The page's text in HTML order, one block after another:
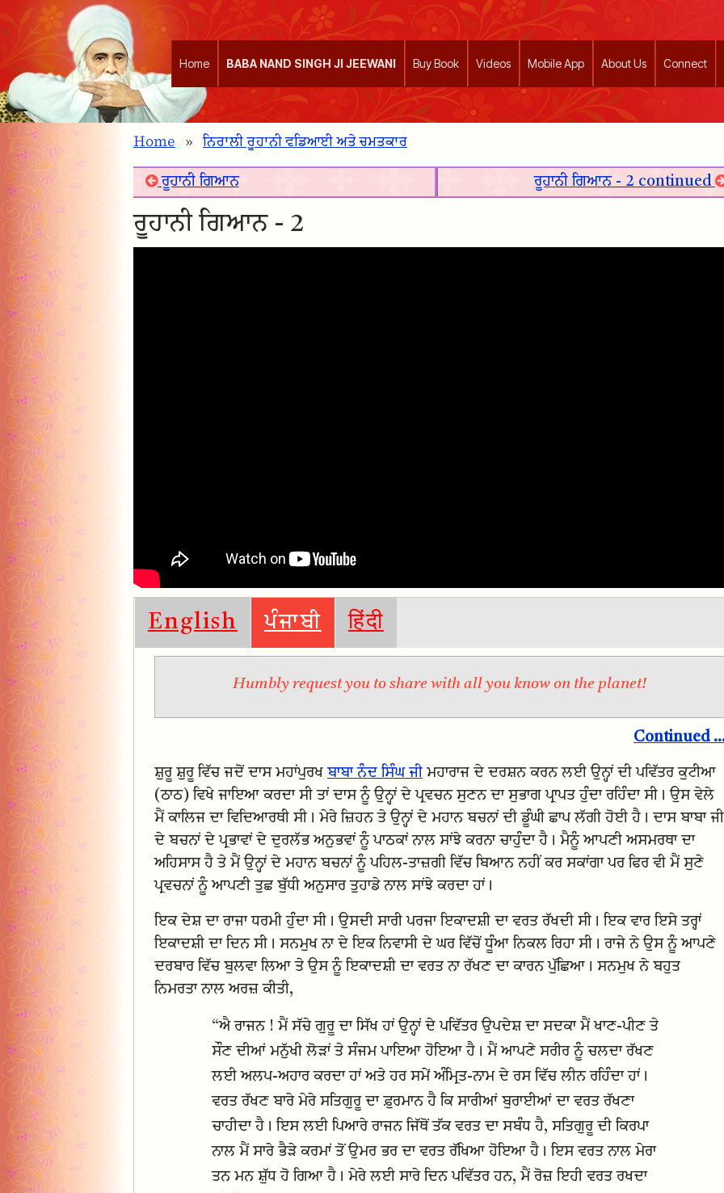
Home BABA NAND SINGH JI JEEWANI Buy Book Videos Mobile App About Us Connect
Home »ਨਿਰਾਲੀ ਰੂਹਾਨੀ ਵਡਿਆਈ ਅਤੇ ਚਮਤਕਾਰ
ਰੂਹਾਨੀ ਗਿਆਨ ਰੂਹਾਨੀ ਗਿਆਨ - 2 continued
ਰੂਹਾਨੀ ਗਿਆਨ - 2
English ਪੰਜਾਬੀ हिंदी
Humbly request you to share with all you know on the planet!
Continued
ਸ਼ੁਰੂ ਸ਼ੁਰੂ ਵਿੱਚ ਜਦੋਂ ਦਾਸ ਮਹਾਂਪੁਰਖ ਬਾਬਾ ਨੰਦ ਸਿੰਘ ਜੀਮਹਾਰਾਜ ਦੇ ਦਰਸ਼ਨ ਕਰਨ ਲਈ ਉਨ੍ਹਾਂ ਦੀ ਪਵਿੱਤਰ ਕੁਟੀਆ
(ਠਾਠ) ਵਿਖੇ ਜਾਇਆ ਕਰਦਾ ਸੀ ਤਾਂ ਦਾਸ ਨੂੰ ਉਨ੍ਹਾਂ ਦੇ ਪ੍ਰਵਚਨ ਸੁਣਨ ਦਾ ਸੁਭਾਗ ਪ੍ਰਾਪਤ ਹੁੰਦਾ ਰਹਿੰਦਾ ਸੀ। ਉਸ ਵੇਲੇ
ਮੈਂ ਕਾਲਿਜ ਦਾ ਵਿਦਿਆਰਥੀ ਸੀ। ਮੇਰੇ ਜ਼ਿਹਨ ਤੇ ਉਨ੍ਹਾਂ ਦੇ ਮਹਾਨ ਬਚਨਾਂ ਦੀ ਡੂੰਘੀ ਛਾਪ ਲੱਗੀ ਹੋਈ ਹੈ। ਦਾਸ ਬਾਬਾ ਜੀ
ਦੇ ਬਚਨਾਂ ਦੇ ਪ੍ਰਭਾਵਾਂ ਦੇ ਦੁਰਲੱਭ ਅਨੁਭਵਾਂ ਨੂੰ ਪਾਠਕਾਂ ਨਾਲ ਸਾਂਝੇ ਕਰਨਾ ਚਾਹੁੰਦਾ ਹੈ। ਮੈਨੂੰ ਆਪਣੀ ਅਸਮਰਥਾ ਦਾ
ਅਹਿਸਾਸ ਹੈ ਤੇ ਮੈਂ ਉਨ੍ਹਾਂ ਦੇ ਮਹਾਨ ਬਚਨਾਂ ਨੂੰ ਪਹਿਲ-ਤਾਜ਼ਗੀ ਵਿੱਚ ਬਿਆਨ ਨਹੀਂ ਕਰ ਸਕਾਂਗਾ ਪਰ ਫਿਰ ਵੀ ਮੈਂ ਸੁਣੇ
ਪ੍ਰਵਚਨਾਂ ਨੂੰ ਆਪਣੀ ਤੁਛ ਬੁੱਧੀ ਅਨੁਸਾਰ ਤੁਹਾਡੇ ਨਾਲ ਸਾਂਝੇ ਕਰਦਾ ਹਾਂ।
ਇਕ ਦੇਸ਼ ਦਾ ਰਾਜਾ ਧਰਮੀ ਹੁੰਦਾ ਸੀ। ਉਸਦੀ ਸਾਰੀ ਪਰਜਾ ਇਕਾਦਸ਼ੀ ਦਾ ਵਰਤ ਰੱਖਦੀ ਸੀ। ਇਕ ਵਾਰ ਇਸੇ ਤਰ੍ਹਾਂ
ਇਕਾਦਸ਼ੀ ਦਾ ਦਿਨ ਸੀ। ਸਨਮੁਖ ਨਾ ਦੇ ਇਕ ਨਿਵਾਸੀ ਦੇ ਘਰ ਵਿੱਚੋਂ ਧੂੰਆ ਨਿਕਲ ਰਿਹਾ ਸੀ। ਰਾਜੇ ਨੇ ਉਸ ਨੂੰ ਆਪਣੇ
ਦਰਬਾਰ ਵਿੱਚ ਬੁਲਵਾ ਲਿਆ ਤੇ ਉਸ ਨੂੰ ਇਕਾਦਸ਼ੀ ਦਾ ਵਰਤ ਨਾ ਰੱਖਣ ਦਾ ਕਾਰਨ ਪੁੱਛਿਆ। ਸਨਮੁਖ ਨੇ ਬਹੁਤ
ਨਿਮਰਤਾ ਨਾਲ ਅਰਜ਼ ਕੀਤੀ,
“ਐ ਰਾਜਨ ! ਮੈਂ ਸੱਚੇ ਗੁਰੂ ਦਾ ਸਿੱਖ ਹਾਂ ਉਨ੍ਹਾਂ ਦੇ ਪਵਿੱਤਰ ਉਪਦੇਸ਼ ਦਾ ਸਦਕਾ ਮੈਂ ਖਾਣ-ਪੀਣ ਤੇ
ਸੌਣ ਦੀਆਂ ਮਨੁੱਖੀ ਲੋੜਾਂ ਤੇ ਸੰਜਮ ਪਾਇਆ ਹੋਇਆ ਹੈ। ਮੈਂ ਆਪਣੇ ਸਰੀਰ ਨੂੰ ਚਲਦਾ ਰੱਖਣ
ਲਈ ਅਲਪ-ਅਹਾਰ ਕਰਦਾ ਹਾਂ ਅਤੇ ਹਰ ਸਮੇਂ ਅੰਮ੍ਰਿਤ-ਨਾਮ ਦੇ ਰਸ ਵਿੱਚ ਲੀਨ ਰਹਿੰਦਾ ਹਾਂ।
ਵਰਤ ਰੱਖਣ ਬਾਰੇ ਮੇਰੇ ਸਤਿਗੁਰੂ ਦਾ ਫ਼ੁਰਮਾਨ ਹੈ ਕਿ ਸਾਰੀਆਂ ਬੁਰਾਈਆਂ ਦਾ ਵਰਤ ਰੱਖਣਾ
ਚਾਹੀਦਾ ਹੈ। ਇਸ ਲਈ ਪਿਆਰੇ ਰਾਜਨ ਜਿੱਥੋਂ ਤੱਕ ਵਰਤ ਦਾ ਸਬੰਧ ਹੈ, ਸਤਿਗੁਰੂ ਦੀ ਕਿਰਪਾ
ਨਾਲ ਮੈਂ ਸਾਰੇ ਭੈੜੇ ਕਰਮਾਂ ਤੋਂ ਉਮਰ ਭਰ ਦਾ ਵਰਤ ਰੱਖਿਆ ਹੋਇਆ ਹੈ। ਇਸ ਵਰਤ ਨਾਲ ਮੇਰਾ
ਤਨ ਮਨ ਸ਼ੁੱਧ ਹੋ ਗਿਆ ਹੈ। ਮੇਰੇ ਲਈ ਸਾਰੇ ਦਿਨ ਪਵਿੱਤਰ ਹਨ, ਮੈਂ ਰੋਜ਼ ਇਹੀ ਵਰਤ ਰਖਦਾ